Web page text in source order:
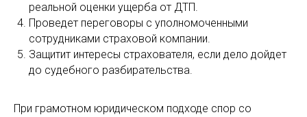
реальной оценки ущерба от ДТП.
Проведет переговоры с уполномоченными
сотрудниками страховой компании.
Защитит интересы страхователя, если дело дойдет
до судебного разбирательства.
При грамотном юридическом подходе спор со